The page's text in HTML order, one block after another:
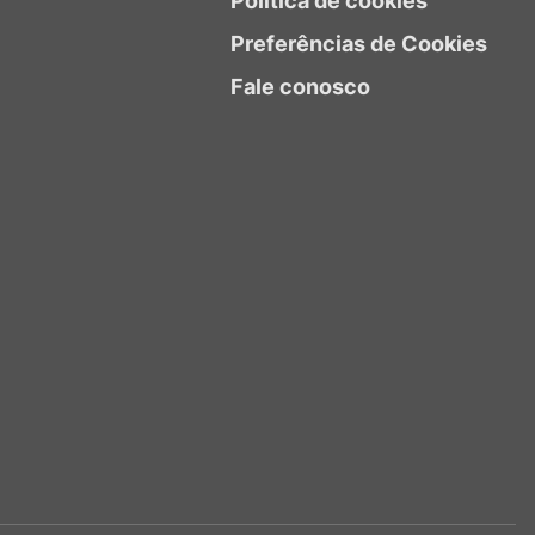
Preferências de Cookies
Fale conosco